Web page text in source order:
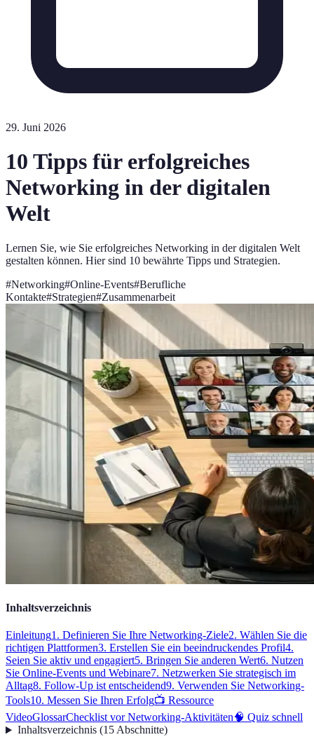
29. Juni 2026
10 Tipps für erfolgreiches
Networking in der digitalen
Welt
Lernen Sie, wie Sie erfolgreiches Networking in der digitalen Welt
gestalten können. Hier sind 10 bewährte Tipps und Strategien.
#Networking#Online-Events#Berufliche
Kontakte#Strategien#Zusammenarbeit
Inhaltsverzeichnis
Einleitung1. Definieren Sie Ihre Networking-Ziele2. Wählen Sie die
richtigen Plattformen3. Erstellen Sie ein beeindruckendes Profil4.
Seien Sie aktiv und engagiert5. Bringen Sie anderen Wert6. Nutzen
Sie Online-Events und Webinare7. Netzwerken Sie strategisch im
Alltag8. Follow-Up ist entscheidend9. Verwenden Sie Networking-
Tools10. Messen Sie Ihren Erfolg📺 Ressource
VideoGlossarChecklist vor Networking-Aktivitäten🧠 Quiz schnell
Inhaltsverzeichnis(15Abschnitte)